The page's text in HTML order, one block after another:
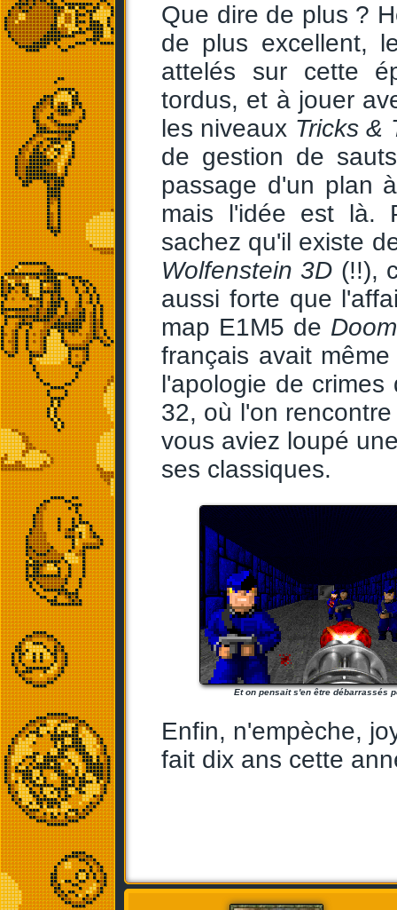
Que dire de plus ?
de plus excellent,
attelés sur cette
tordus, et à jouer
les niveaux Tricks &
de gestion de
passage d'un plan
mais l'idée est là.
sachez qu'il existe
Wolfenstein 3D (!!),
aussi forte que
map E1M5 de Doom
français avait
l'apologie de
32, où l'on
vous aviez loupé
ses classiques.
Et on pensait s'en être débarrassés
Enfin, n'empèche,
fait dix ans cette